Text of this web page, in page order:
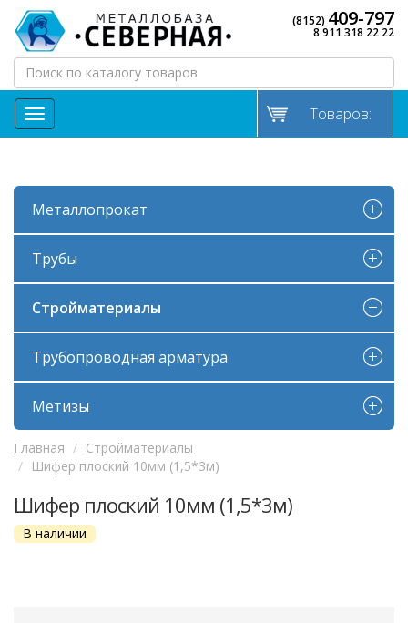
(8152) 409-797
8 911 318 22 22
МЕНЮ Товаров:
Металлопрокат
Трубы
Стройматериалы
Трубопроводная арматура
Метизы
Главная
Стройматериалы
Шифер плоский 10мм (1,5*3м)
Шифер плоский 10мм (1,5*3м)
В наличии